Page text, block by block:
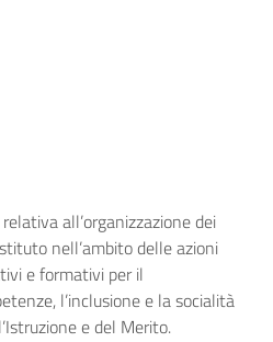
all’organizzazione dei
nell’ambito delle azioni
e formativi per il
l’inclusione e la socialità
e del Merito.